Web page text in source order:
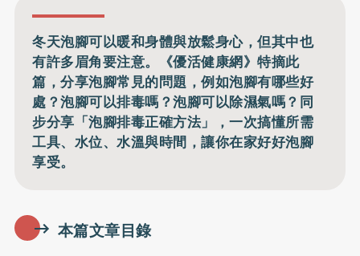
冬天泡腳可以暖和身體與放鬆身心，但其中也
有許多眉角要注意。《優活健康網》特摘此
篇，分享泡腳常見的問題，例如泡腳有哪些好
處？泡腳可以排毒嗎？泡腳可以除濕氣嗎？同
步分享「泡腳排毒正確方法」，一次搞懂所需
工具、水位、水溫與時間，讓你在家好好泡腳
享受。
本篇文章目錄